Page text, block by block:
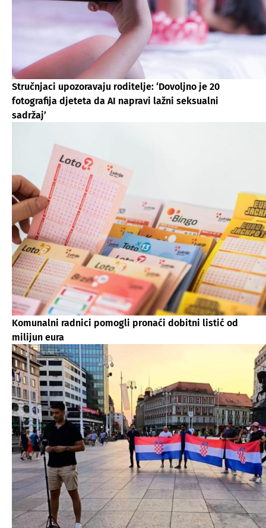
Stručnjaci upozoravaju roditelje: ‘Dovoljno je 20
fotografija djeteta da AI napravi lažni seksualni
sadržaj’
Komunalni radnici pomogli pronaći dobitni listić od
milijun eura